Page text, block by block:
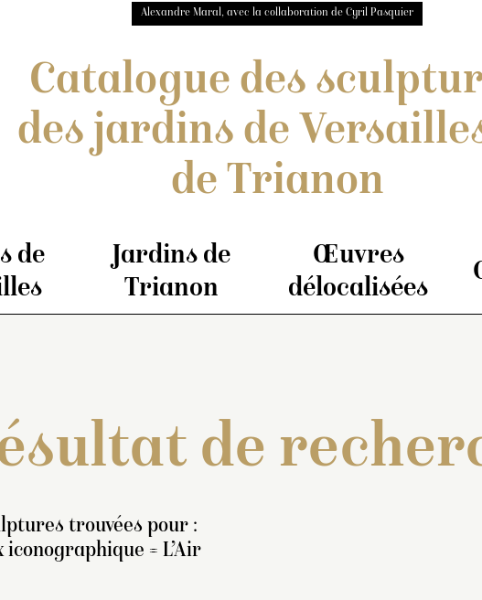
Alexandre Maral, avec la collaboration de Cyril Pasquier
Catalogue des
des jardins de
de Trianon
de
Jardins de
Trianon
Œuvres
délocalisées
de
trouvées pour :
iconographique = L’Air